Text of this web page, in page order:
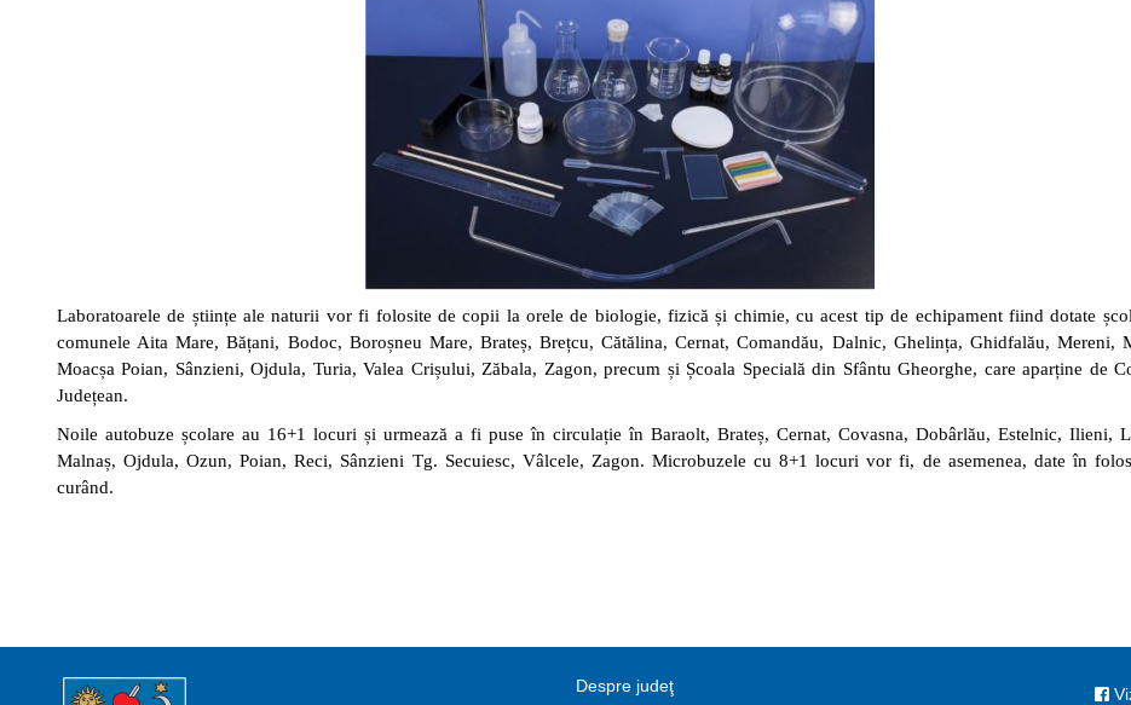
Laboratoarele de științe ale naturii vor fi folosite de copii la orele de biologie, fizică și chimie, cu acest tip de echipament fiind dotate
comunele Aita Mare, Bățani, Bodoc, Boroșneu Mare, Brateș, Brețcu, Cătălina, Cernat, Comandău, Dalnic, Ghelința, Ghidfalău, Mereni,
Moacșa Poian, Sânzieni, Ojdula, Turia, Valea Crișului, Zăbala, Zagon, precum și Școala Specială din Sfântu Gheorghe, care aparține de
Județean.
Noile autobuze școlare au 16+1 locuri și urmează a fi puse în circulație în Baraolt, Brateș, Cernat, Covasna, Dobârlău, Estelnic, Ilieni,
Malnaș, Ojdula, Ozun, Poian, Reci, Sânzieni Tg. Secuiesc, Vâlcele, Zagon. Microbuzele cu 8+1 locuri vor fi, de asemenea, date în
curând.
Despre judeţ